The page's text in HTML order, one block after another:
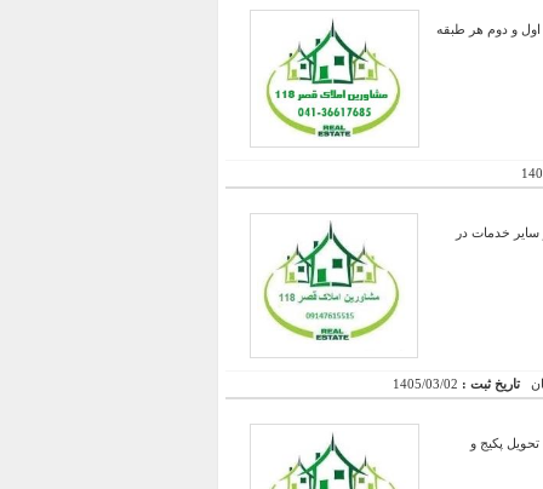
در طبقات اول و دوم هر طبقه
به متراژ 3300 متر همراه با 750 متر ساختمان اداری ؛ 280 متر زیرزمین و 100 متر سایر خدمات در
تاریخ ثبت : 1405/03/02
فای آماده تحویل پکیج و